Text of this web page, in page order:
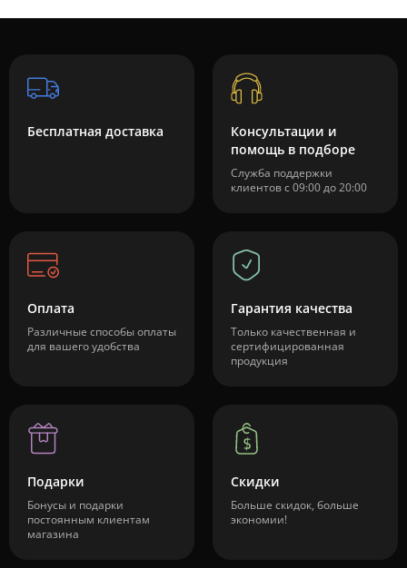
Бесплатная доставка
Консультации и
помощь в подборе
Служба поддержки
клиентов с 09:00 до 20:00
Оплата
Различные способы оплаты
для вашего удобства
Гарантия качества
Только качественная и
сертифицированная
продукция
Подарки
Бонусы и подарки
постоянным клиентам
магазина
Скидки
Больше скидок, больше
экономии!